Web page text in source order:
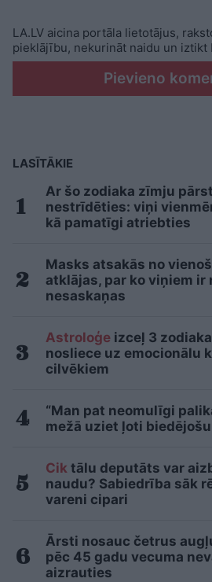
LA.LV aicina portāla lietotājus,
pieklājību, nekurināt naidu un iztikt
Pievieno
LASĪTĀKIE
Ar šo zodiaka zīmju
nestrīdēties: viņi
kā pamatīgi atriebties
Masks atsakās no
atklājas, par ko viņiem ir
nesaskaņas
Astroloģe izceļ 3
nosliece uz emocionālu
cilvēkiem
“Man pat neomulīgi
mežā uziet ļoti
Cik tālu deputāts var
naudu? Sabiedrība sāk
vareni cipari
Ārsti nosauc četrus
pēc 45 gadu vecuma
aizrauties